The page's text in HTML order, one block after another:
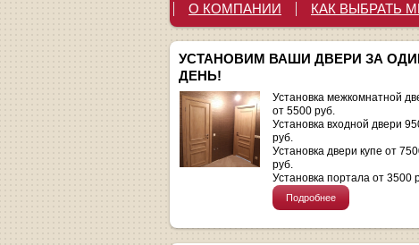
О КОМПАНИИ
КАК ВЫБРАТЬ
УСТАНОВИМ ВАШИ ДВЕРИ ЗА
ДЕНЬ!
Установка межкомнатной
от 5500 руб.
Установка входной двери
руб.
Установка двери купе от
руб.
Установка портала от 3500
Подробнее